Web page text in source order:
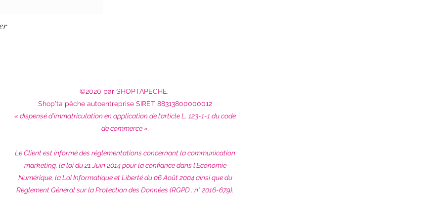
©2020 par SHOPTAPECHE.
Shop'ta pêche autoentreprise SIRET 88313800000012
« dispensé d’immatriculation en application de l’article L. 123-1-1 du code
de commerce ».
Le Client est informé des réglementations concernant la communication
marketing, la loi du 21 Juin 2014 pour la confiance dans l’Economie
Numérique, la Loi Informatique et Liberté du 06 Août 2004 ainsi que du
Règlement Général sur la Protection des Données (RGPD : n° 2016-679).